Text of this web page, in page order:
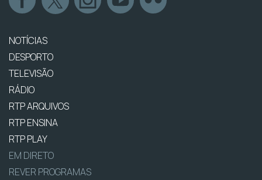
NOTÍCIAS
DESPORTO
TELEVISÃO
RÁDIO
RTP ARQUIVOS
RTP ENSINA
RTP PLAY
EM DIRETO
REVER PROGRAMAS